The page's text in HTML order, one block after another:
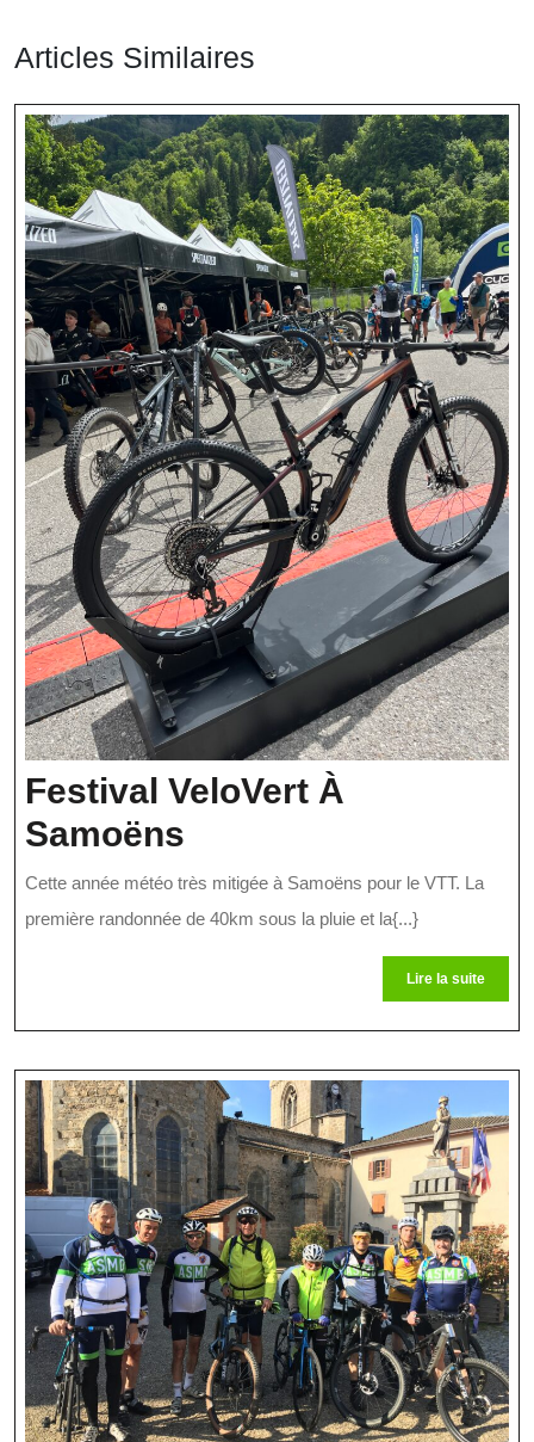
Articles Similaires
Festival VeloVert À
Samoëns
VeloVert
À
Cette année météo très mitigée à Samoëns pour le VTT. La
première randonnée de 40km sous la pluie et la{...}
Lire la suiteLire
la